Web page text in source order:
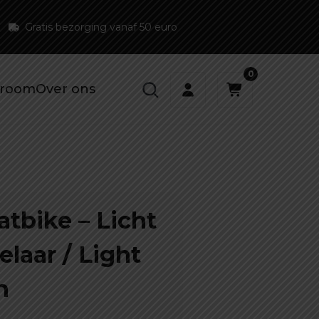
Gratis bezorging vanaf 50 euro
Over ons
0
– Licht
/ Light